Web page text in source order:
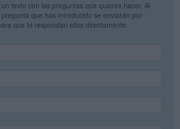
texto con las preguntas que quieres hacer. Al
que has introducido se enviarán por
que te respondan ellos directamente.